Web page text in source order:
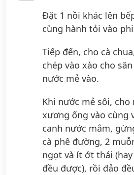
Đặt 1 nồi khác lên
cùng hành tỏi vào
Tiếp đến, cho cà
chép vào xào cho
nước mẻ vào.
Khi nước mẻ sôi, cho
xương ống vào cùng
canh nước mắm,
cà phê đường, 2
ngọt và ít ớt thái
đều được), rồi đảo